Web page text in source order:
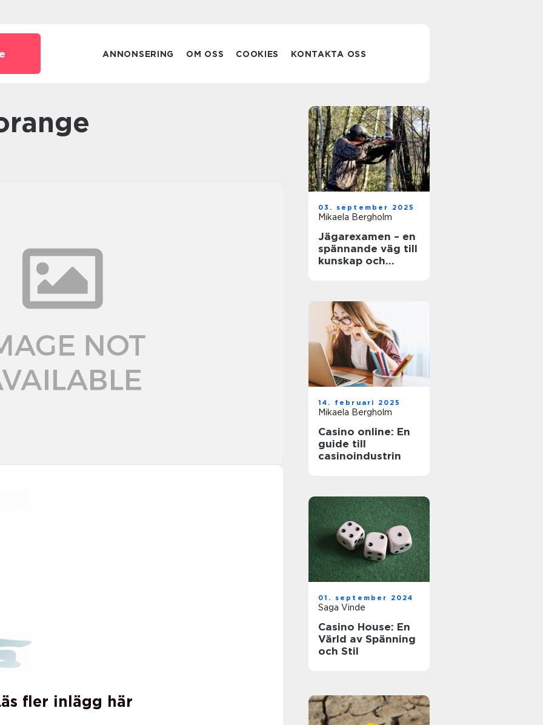
ANNONSERING OM OSS COOKIES KONTAKTA OSS
fler inlägg här
03. september 2025
Mikaela Bergholm
Jägarexamen – en
spännande väg till
kunskap och
14. februari 2025
Mikaela Bergholm
Casino online: En
guide till
casinoindustrin
01. september 2024
Saga Vinde
Casino House: En
Värld av Spänning
och Stil